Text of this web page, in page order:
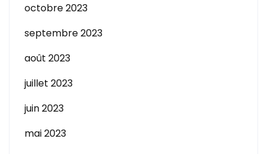
octobre 2023
septembre 2023
août 2023
juillet 2023
juin 2023
mai 2023